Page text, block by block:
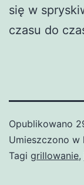
się w
czasu do
Opublikowano
Umieszczono w
Tagi grillowanie,